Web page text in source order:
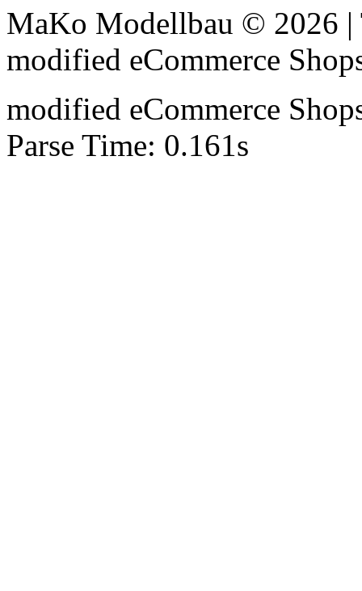
MaKo Modellbau © 2026
modified eCommerce
modified eCommerce
Parse Time: 0.161s